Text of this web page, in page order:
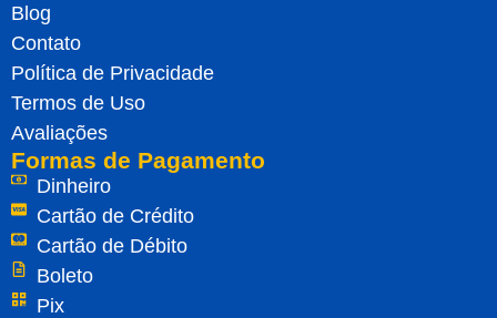
Blog
Contato
Política de Privacidade
Termos de Uso
Avaliações
Formas de Pagamento
Dinheiro
Cartão de Crédito
Cartão de Débito
Boleto
Pix